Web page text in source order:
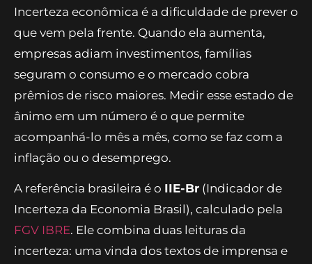
Incerteza econômica é a dificuldade de prever o
que vem pela frente. Quando ela aumenta,
empresas adiam investimentos, famílias
seguram o consumo e o mercado cobra
prêmios de risco maiores. Medir esse estado de
ânimo em um número é o que permite
acompanhá-lo mês a mês, como se faz com a
inflação ou o desemprego.
A referência brasileira é o IIE-Br (Indicador de
Incerteza da Economia Brasil), calculado pela
FGV IBRE. Ele combina duas leituras da
incerteza: uma vinda dos textos de imprensa e